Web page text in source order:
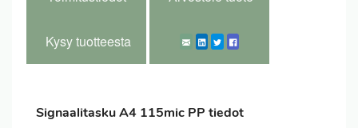
Kysy tuotteesta
Signaalitasku A4 115mic PP tiedot